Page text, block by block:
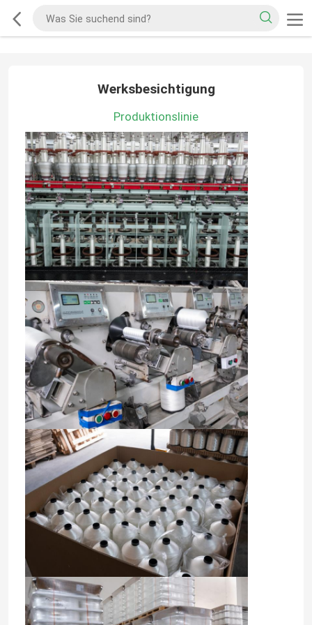
Werksbesichtigung
Produktionslinie